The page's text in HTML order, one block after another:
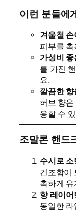
이런 분들에
겨울철
피부를
가성비
를 가진
요.
깔끔한
허브 향은
용할 수
조말론 핸드
수시로
건조함이
촉하게
향 레이어
동일한